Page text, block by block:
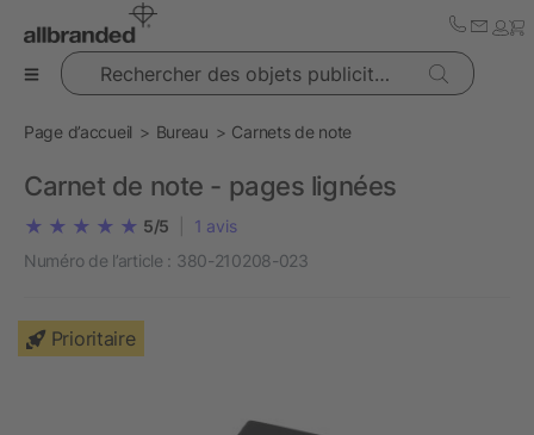
Rechercher des objets publicitaires
Page d’accueil Bureau Carnets de note
Carnet de note - pages lignées
5/5 1 avis
Numéro de l’article : 380-210208-023
Prioritaire